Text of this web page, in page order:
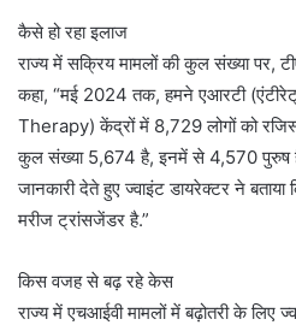
कैसे हो रहा इलाज
राज्य में सक्रिय मामलों की कुल संख्या पर,
कहा, “मई 2024 तक, हमने एआरटी
Therapy) केंद्रों में 8,729 लोगों को
कुल संख्या 5,674 है, इनमें से 4,570 पुरुष
जानकारी देते हुए ज्वाइंट डायरेक्टर ने
मरीज ट्रांसजेंडर है.”
किस वजह से बढ़ रहे केस
राज्य में एचआईवी मामलों में बढ़ोतरी के लिए